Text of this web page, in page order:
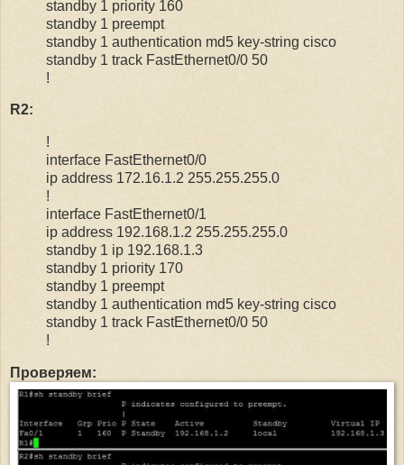
standby 1 priority 160
standby 1 preempt
standby 1 authentication md5 key-string cisco
standby 1 track FastEthernet0/0 50
!
R2:
!
interface FastEthernet0/0
ip address 172.16.1.2 255.255.255.0
!
interface FastEthernet0/1
ip address 192.168.1.2 255.255.255.0
standby 1 ip 192.168.1.3
standby 1 priority 170
standby 1 preempt
standby 1 authentication md5 key-string cisco
standby 1 track FastEthernet0/0 50
!
Проверяем: